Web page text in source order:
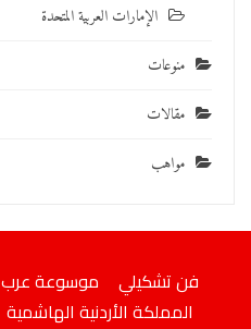
الإمارات العربية المتحدة
منوعات
مقالات
مواهب
فن تشكيلي موسوعة عرب 22
المملكة الأردنية الهاشمية